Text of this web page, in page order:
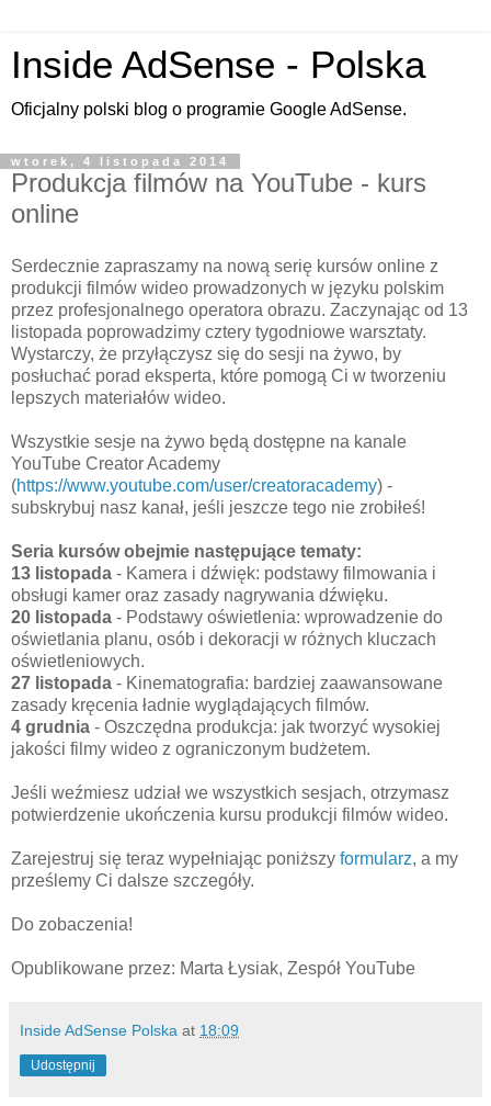
Inside AdSense - Polska
Oficjalny polski blog o programie Google AdSense.
wtorek, 4 listopada 2014
Produkcja filmów na YouTube - kurs
online
Serdecznie zapraszamy na nową serię kursów online z
produkcji filmów wideo prowadzonych w języku polskim
przez profesjonalnego operatora obrazu. Zaczynając od 13
listopada poprowadzimy cztery tygodniowe warsztaty.
Wystarczy, że przyłączysz się do sesji na żywo, by
posłuchać porad eksperta, które pomogą Ci w tworzeniu
lepszych materiałów wideo.
Wszystkie sesje na żywo będą dostępne na kanale
YouTube Creator Academy
(https://www.youtube.com/user/creatoracademy) -
subskrybuj nasz kanał, jeśli jeszcze tego nie zrobiłeś!
Seria kursów obejmie następujące tematy:
13 listopada - Kamera i dźwięk: podstawy filmowania i
obsługi kamer oraz zasady nagrywania dźwięku.
20 listopada - Podstawy oświetlenia: wprowadzenie do
oświetlania planu, osób i dekoracji w różnych kluczach
oświetleniowych.
27 listopada - Kinematografia: bardziej zaawansowane
zasady kręcenia ładnie wyglądających filmów.
4 grudnia - Oszczędna produkcja: jak tworzyć wysokiej
jakości filmy wideo z ograniczonym budżetem.
Jeśli weźmiesz udział we wszystkich sesjach, otrzymasz
potwierdzenie ukończenia kursu produkcji filmów wideo.
Zarejestruj się teraz wypełniając poniższy formularz, a my
prześlemy Ci dalsze szczegóły.
Do zobaczenia!
Opublikowane przez: Marta Łysiak, Zespół YouTube
Inside AdSense Polska at 18:09
Udostępnij